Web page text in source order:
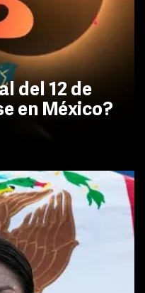
del 12 de
en México?